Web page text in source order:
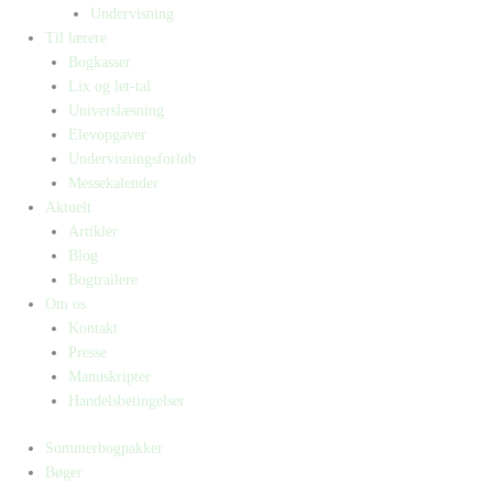
Undervisning
Til lærere
Bogkasser
Lix og let-tal
Universlæsning
Elevopgaver
Undervisningsforløb
Messekalender
Aktuelt
Artikler
Blog
Bogtrailere
Om os
Kontakt
Presse
Manuskripter
Handelsbetingelser
Sommerbogpakker
Bøger